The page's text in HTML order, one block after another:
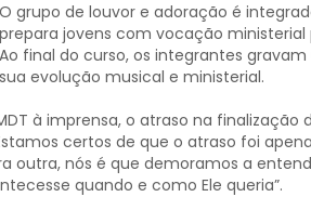
O grupo de louvor e adoração é
prepara jovens com vocação
Ao final do curso, os integrantes
sua evolução musical e ministerial.
à imprensa, o atraso na finalização
certos de que o atraso foi
outra, nós é que demoramos a
quando e como Ele queria”.